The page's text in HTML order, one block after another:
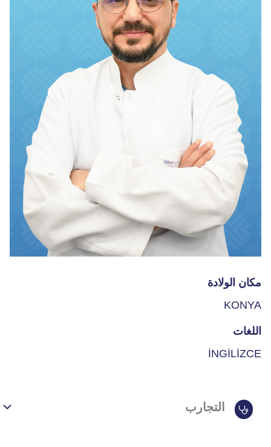
مكان الولادة
KONYA
اللغات
İNGİLİZCE
التجارب